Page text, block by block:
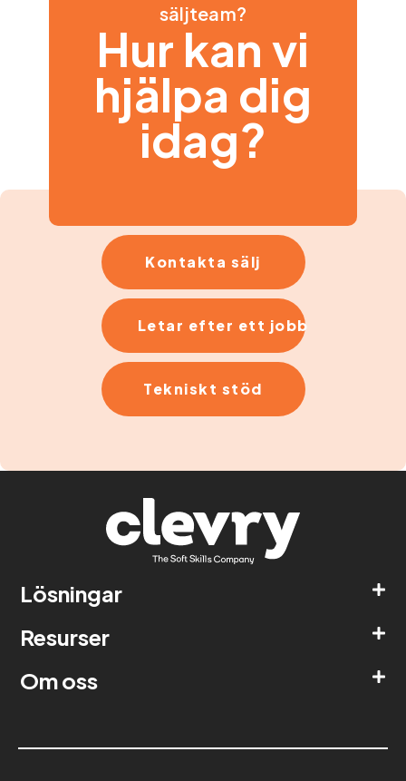
säljteam?
Hur kan vi
hjälpa dig
idag?
Kontakta sälj
Letar efter ett jobb
Tekniskt stöd
Lösningar
Resurser
Om oss